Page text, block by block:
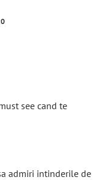
see cand te
admiri intinderile de